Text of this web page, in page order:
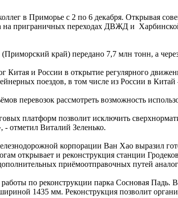
в Приморье с 2 по 6 декабря. Открывая
на приграничных переходах ДВЖД и
край) передано 7,7 млн тонн, а
Китая и России в открытие регулярного
поездов, в том числе из России в
перевозок рассмотреть возможность
платформ позволит исключить
- отметил Виталий Зеленько.
корпорации Ван Хао выразил
открывает и реконструкция станции
приёмоотправочных путей
по реконструкции парка Сосновая
1435 мм. Реконструкция позволит